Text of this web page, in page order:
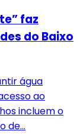
faz
do Baixo
água
ao
incluem o
de...